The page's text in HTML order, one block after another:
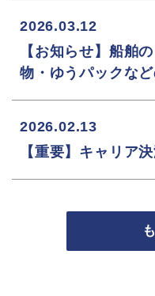
2026.03.12
【お知らせ】船舶
物・ゆうパックな
2026.02.13
【重要】キャリア